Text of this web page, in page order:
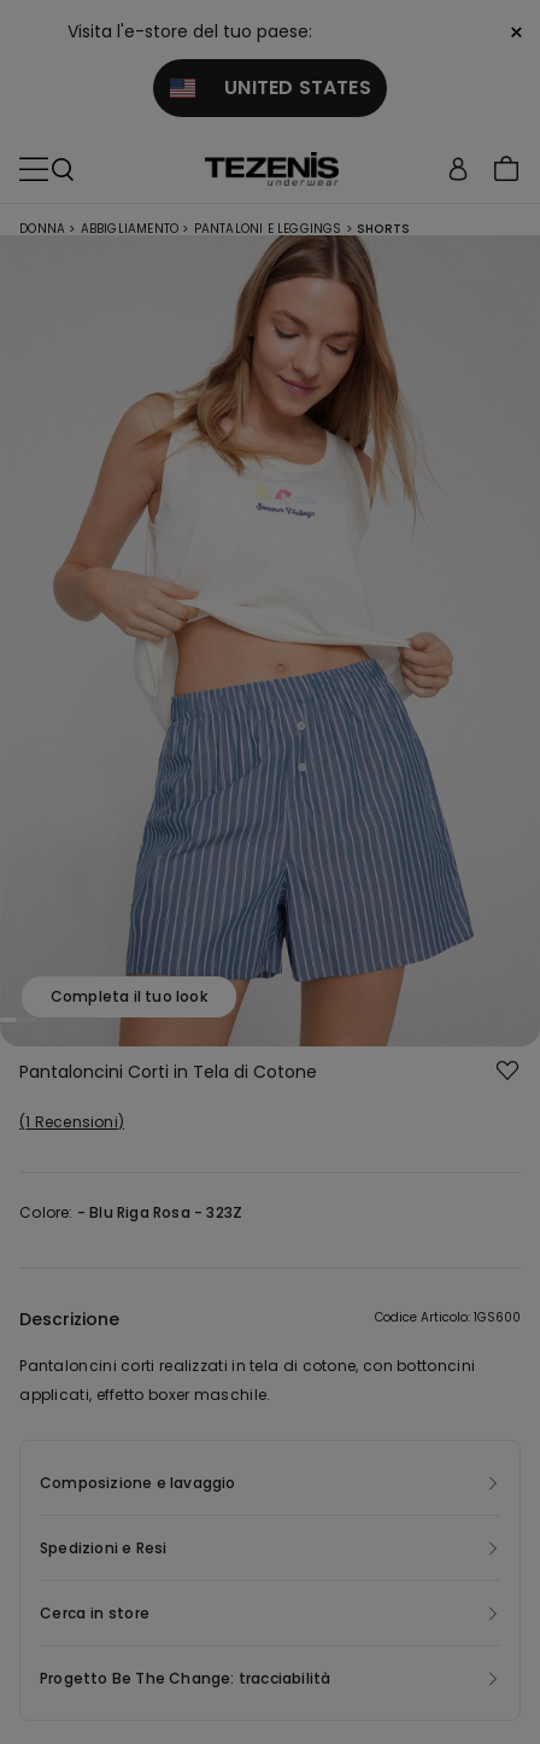
Visita l'e-store del tuo paese:
UNITED STATES
×
DONNA > ABBIGLIAMENTO > PANTALONI E LEGGINGS > SHORTS
Completa il tuo look
Pantaloncini Corti in Tela di Cotone
1 Recensioni
Colore: -Blu Riga Rosa - 323Z
Descrizione Codice Articolo: 1GS600
Pantaloncini corti realizzati in tela di cotone, con bottoncini
applicati, effetto boxer maschile.
Composizione e lavaggio
Spedizioni e Resi
Cerca in store
Progetto Be The Change: tracciabilità